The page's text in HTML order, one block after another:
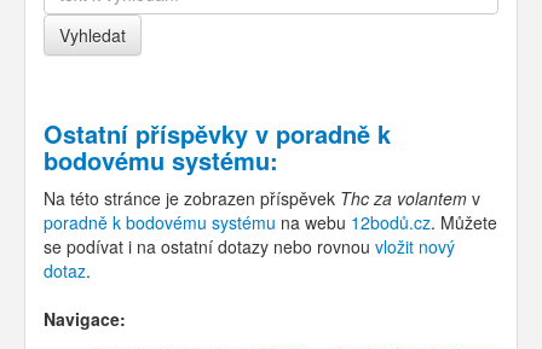
Ostatní příspěvky v poradně k
bodovému systému:
Na této stránce je zobrazen příspěvek Thc za volantem v
poradně k bodovému systému na webu 12bodů.cz. Můžete
se podívat i na ostatní dotazy nebo rovnou vložit nový
dotaz.
Navigace: